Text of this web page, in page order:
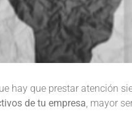
hay que prestar atención
de tu empresa, mayor